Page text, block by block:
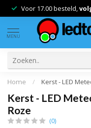
Voor 17.00 besteld,
MENU
Home / Kerst - LED
Kerst - LED
Roze
(0)